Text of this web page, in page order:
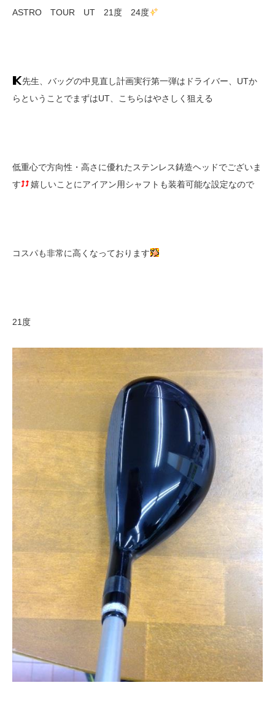
ASTRO TOUR UT 21度 24度
先生、バッグの中見直し計画実行第一弾はドライバー、UTか
らということでまずはUT、こちらはやさしく狙える
低重心で方向性・高さに優れたステンレス鋳造ヘッドでございま
す
嬉しいことにアイアン用シャフトも装着可能な設定なので
コスパも非常に高くなっております
21度